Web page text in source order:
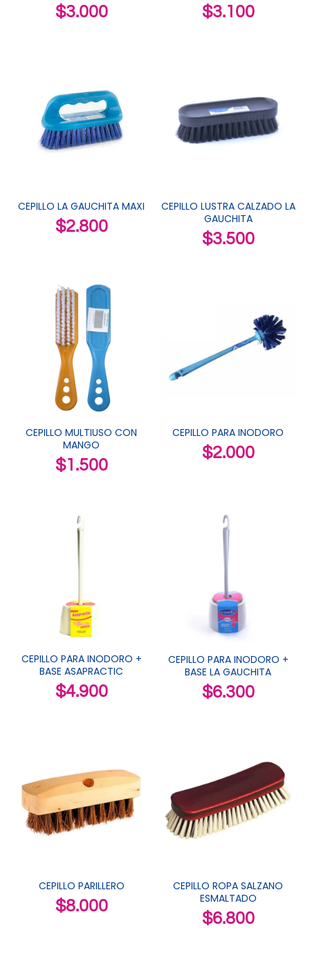
$3.000 $3.100
CEPILLO LA GAUCHITA MAXI
$2.800
CEPILLO LUSTRA CALZADO LA
GAUCHITA
$3.500
CEPILLO MULTIUSO CON
MANGO
$1.500
CEPILLO PARA INODORO
$2.000
CEPILLO PARA INODORO +
BASE ASAPRACTIC
$4.900
CEPILLO PARA INODORO +
BASE LA GAUCHITA
$6.300
CEPILLO PARILLERO
$8.000
CEPILLO ROPA SALZANO
ESMALTADO
$6.800